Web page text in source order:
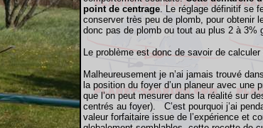
point de centrage. Le réglage définitif se
conserver très peu de plomb, pour obtenir
donc pas de plomb ou tout au plus 2 à 3%
Le problème est donc de savoir de
Malheureusement je n’ai jamais trouvé
la position du foyer d’un planeur avec
que l’on peut mesurer dans la réalité sur
centrés au foyer). C’est pourquoi j’ai
valeur forfaitaire issue de l’expérience et